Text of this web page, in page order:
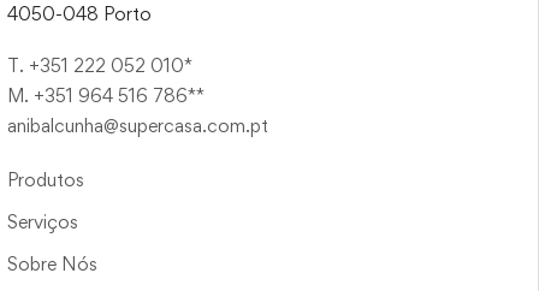
4050-048 Porto
T. +351 222 052 010*
M. +351 964 516 786**
anibalcunha@supercasa.com.pt
Produtos
Serviços
Sobre Nós